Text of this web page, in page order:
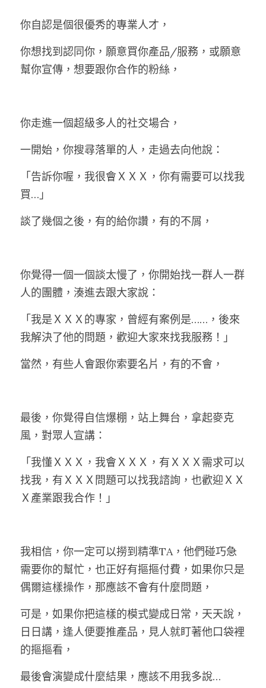
你自認是個很優秀的專業人才，
你想找到認同你，願意買你產品/服務，或願意
幫你宣傳，想要跟你合作的粉絲，
你走進一個超級多人的社交場合，
一開始，你搜尋落單的人，走過去向他說：
「告訴你喔，我很會ＸＸＸ，你有需要可以找我
買…」
談了幾個之後，有的給你讚，有的不屑，
你覺得一個一個談太慢了，你開始找一群人一群
人的團體，湊進去跟大家說：
「我是ＸＸＸ的專家，曾經有案例是……，後來
我解決了他的問題，歡迎大家來找我服務！」
當然，有些人會跟你索要名片，有的不會，
最後，你覺得自信爆棚，站上舞台，拿起麥克
風，對眾人宣講：
「我懂ＸＸＸ，我會ＸＸＸ，有ＸＸＸ需求可以
找我，有ＸＸＸ問題可以找我諮詢，也歡迎ＸＸ
Ｘ產業跟我合作！」
我相信，你一定可以撈到精準TA，他們碰巧急
需要你的幫忙，也正好有摳摳付費，如果你只是
偶爾這樣操作，那應該不會有什麼問題，
可是，如果你把這樣的模式變成日常，天天說，
日日講，逢人便要推產品，見人就盯著他口袋裡
的摳摳看，
最後會演變成什麼結果，應該不用我多說…